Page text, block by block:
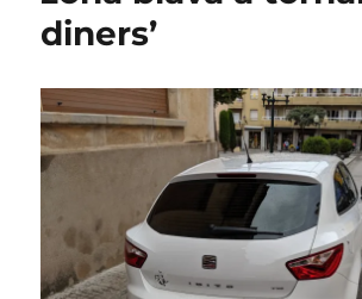
diners’